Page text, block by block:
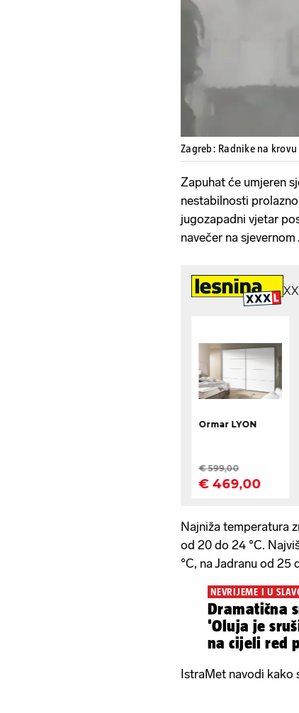
Zagreb: Radnike na
Zapuhat će umjeren
nestabilnosti
jugozapadni vjetar
navečer na sjevernom
Najniža temperatura
od 20 do 24 °C.
°C, na Jadranu od 25
NEVRIJEME I U
Dramatična
'Oluja je
na cijeli red
IstraMet navodi kako